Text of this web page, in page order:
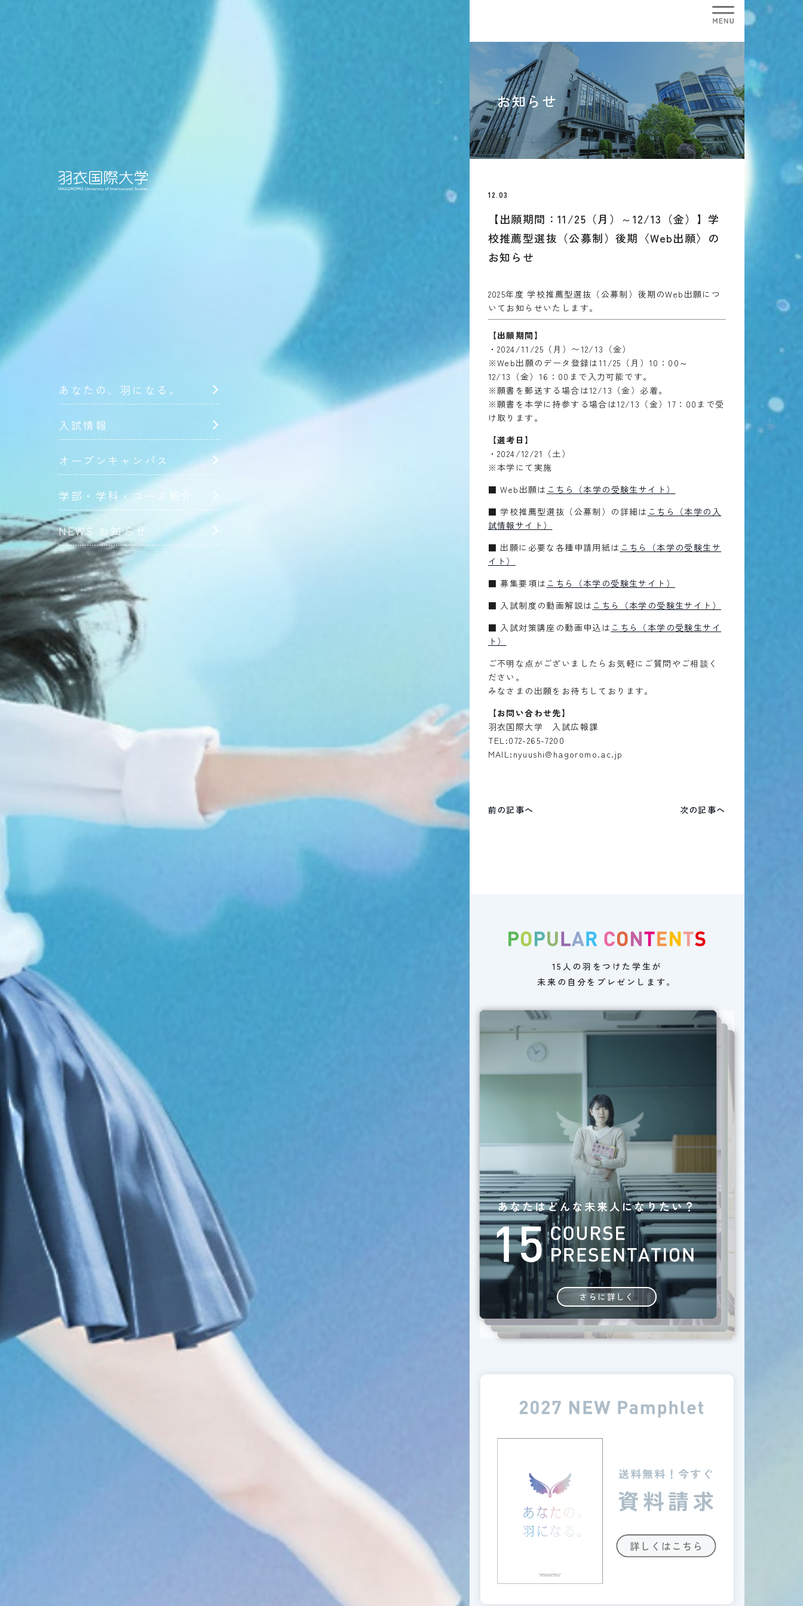
あなたの、羽になる。
入試情報
オープンキャンパス
学部・学科・コース紹介
NEWS お知らせ
お知らせ
12.03
【出願期間：11/25（月）～12/13（金）】学
校推薦型選抜（公募制）後期〈Web出願〉の
お知らせ
2025年度 学校推薦型選抜（公募制）後期のWeb出願につ
いてお知らせいたします。
【出願期間】
・2024/11/25（月）〜12/13（金）
※Web出願のデータ登録は11/25（月）10：00～
12/13（金）16：00まで入力可能です。
※願書を郵送する場合は12/13（金）必着。
※願書を本学に持参する場合は12/13（金）17：00まで受
け取ります。
【選考日】
・2024/12/21（土）
※本学にて実施
■ Web出願は こちら（本学の受験生サイト）
■ 学校推薦型選抜（公募制）の詳細は こちら（本学の入
試情報サイト）
■ 出願に必要な各種申請用紙は こちら（本学の受験生サ
イト）
■ 募集要項は こちら（本学の受験生サイト）
■ 入試制度の動画解説は こちら（本学の受験生サイト）
■ 入試対策講座の動画申込は こちら（本学の受験生サイ
ト）
ご不明な点がございましたらお気軽にご質問やご相談く
ださい。
みなさまの出願をお待ちしております。
【お問い合わせ先】
羽衣国際大学 入試広報課
TEL:072-265-7200
MAIL:nyuushi@hagoromo.ac.jp
前の記事へ 次の記事へ
15人の羽をつけた学生が
未来の自分をプレゼンします。
さらに詳しく